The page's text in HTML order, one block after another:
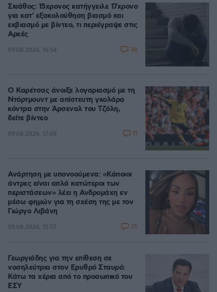
Σκιάθος: 15χρονος κατήγγειλε 17χρονο
για κατ' εξακολούθηση βιασμό και
εκβιασμό με βίντεο, τι περιέγραψε στις
Αρχές
09.08.2026, 16:54 38
Ο Καρέτσας άνοιξε λογαριασμό με τη
Ντόρτμουντ με απίστευτη γκολάρα
κόντρα στην Άρσεναλ του Τζόλη,
δείτε βίντεο
09.08.2026, 17:09 11
Ανάρτηση με υπονοούμενα: «Κάποιοι
άντρες είναι απλά κατώτεροι των
περιστάσεων» λέει η Ανδρομάχη εν
μέσω φημών για τη σχέση της με τον
Γιώργο Λιβάνη
09.08.2026, 15:57 25
Γεωργιάδης για την επίθεση σε
νοσηλεύτρια στον Ερυθρό Σταυρό:
Κάτω τα χέρια από το προσωπικό του
ΕΣΥ